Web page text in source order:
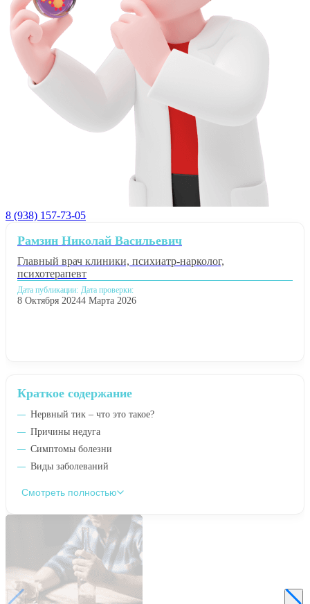
8 (938) 157-73-05
Краткое содержание
Нервный тик – что это такое?
Причины недуга
Симптомы болезни
Виды заболеваний
Смотреть полностью
Рамзин Николай Васильевич
Главный врач клиники, психиатр-нарколог,
психотерапевт
Дата публикации:
8 Октября 2024
Дата проверки:
4 Марта 2026